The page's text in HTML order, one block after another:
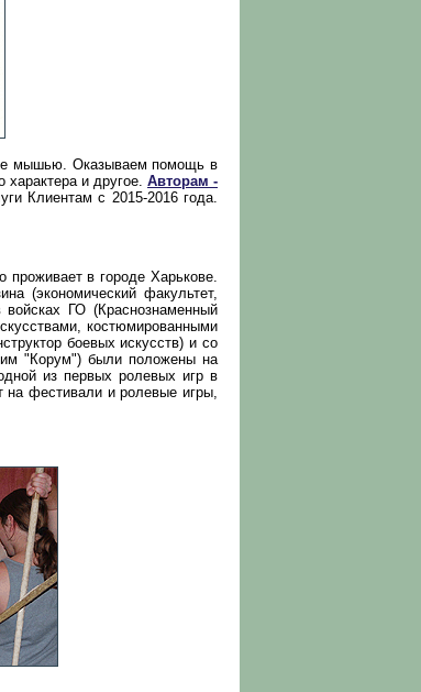
мышью. Оказываем помощь в
и другое. Авторам -
Клиентам с 2015-2016 года.
проживает в городе Харькове.
(экономический факультет,
войсках ГО (Краснознаменный
костюмированными
боевых искусств) и со
"Корум") были положены на
из первых ролевых игр в
на фестивали и ролевые игры,